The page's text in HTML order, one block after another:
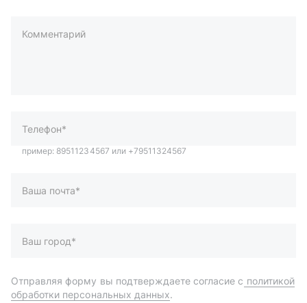
Комментарий
пример: 89511234567 или +79511324567
Отправить
Автозапчасти и комплектующие